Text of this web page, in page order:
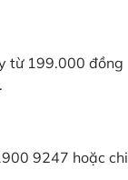
từ 199.000 đồng
9247 hoặc chi